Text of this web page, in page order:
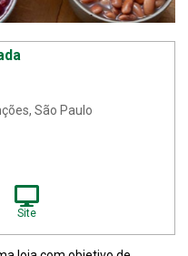
São Paulo
Site